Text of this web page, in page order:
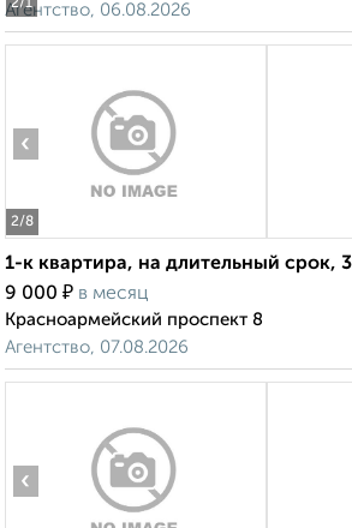
2/1
Агентство, 06.08.2026
2/8
‹
1-к квартира, на длительный срок,
9 000 ₽ в месяц
Красноармейский проспект 8
Агентство, 07.08.2026
‹